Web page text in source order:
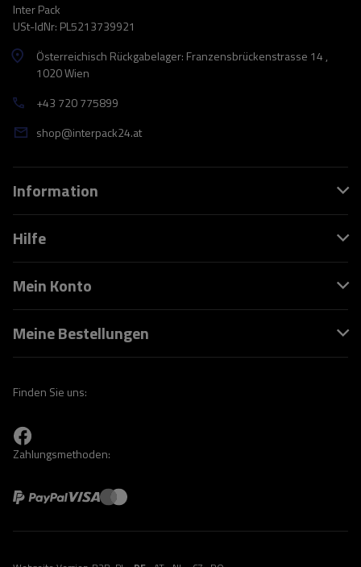
Inter Pack
USt-IdNr: PL5213739921
Österreichisch Rückgabelager: Franzensbrückenstrasse 14 ,
1020 Wien
+43 720 775899
shop@interpack24.at
Information
Hilfe
Mein Konto
Meine Bestellungen
Finden Sie uns:
Zahlungsmethoden: